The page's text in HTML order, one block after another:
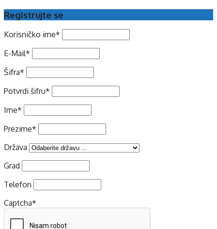
Registrujte se
Korisničko ime*
E-Mail*
Šifra*
Potvrdi šifru*
Ime*
Prezime*
Država
Grad
Telefon
Captcha*